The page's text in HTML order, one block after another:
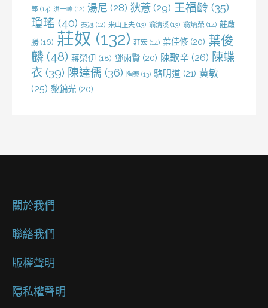
郎 (14) 洪一峰 (12) 湯尼 (28) 狄薏 (29) 王福齡 (35)
瓊瑤 (40) 秦冠 (12) 米山正夫 (13) 翁清溪 (13) 翁炳榮 (14) 莊啟
勝 (16) 莊奴 (132) 莊宏 (14) 葉佳修 (20) 葉俊
麟 (48) 蔣榮伊 (18) 鄧雨賢 (20) 陳歌辛 (26) 陳蝶
衣 (39) 陳達儒 (36) 陶秦 (13) 駱明道 (21) 黃敏
(25) 黎錦光 (20)
關於我們
聯絡我們
版權聲明
隱私權聲明